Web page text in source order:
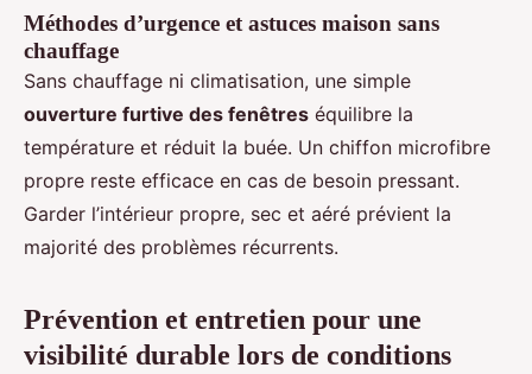
Méthodes d’urgence et astuces maison sans
chauffage
Sans chauffage ni climatisation, une simple
ouverture furtive des fenêtres équilibre la
température et réduit la buée. Un chiffon microfibre
propre reste efficace en cas de besoin pressant.
Garder l’intérieur propre, sec et aéré prévient la
majorité des problèmes récurrents.
Prévention et entretien pour une
visibilité durable lors de conditions